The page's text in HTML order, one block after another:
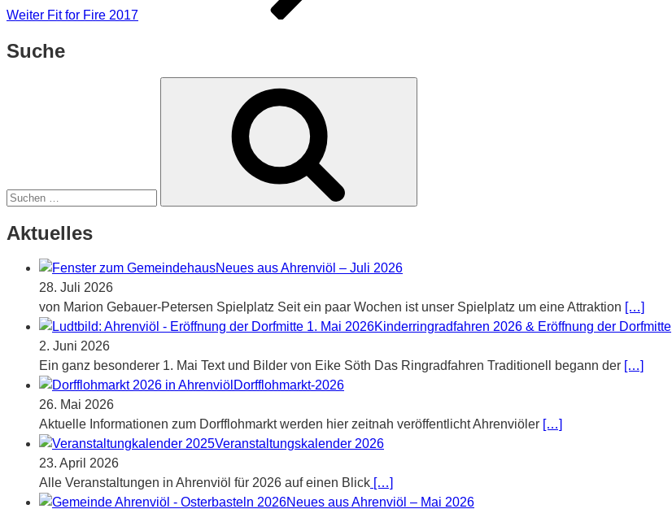
Weiter Fit for Fire 2017
Suche
Aktuelles
Neues aus Ahrenviöl – Juli 2026
28. Juli 2026
von Marion Gebauer-Petersen Spielplatz Seit ein paar Wochen ist unser Spielplatz um eine Attraktion […]
Kinderringradfahren 2026 & Eröffnung der Dorfmitte
2. Juni 2026
Ein ganz besonderer 1. Mai Text und Bilder von Eike Söth Das Ringradfahren Traditionell begann der […]
Dorfflohmarkt-2026
26. Mai 2026
Aktuelle Informationen zum Dorfflohmarkt werden hier zeitnah veröffentlicht Ahrenviöler […]
Veranstaltungskalender 2026
23. April 2026
Alle Veranstaltungen in Ahrenviöl für 2026 auf einen Blick […]
Neues aus Ahrenviöl – Mai 2026